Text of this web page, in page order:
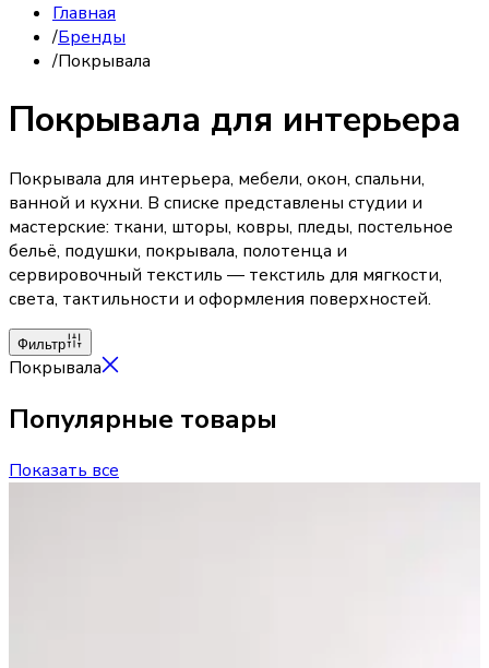
Главная
/Бренды
/Покрывала
Покрывала для интерьера
Покрывала для интерьера, мебели, окон, спальни,
ванной и кухни. В списке представлены студии и
мастерские: ткани, шторы, ковры, пледы, постельное
бельё, подушки, покрывала, полотенца и
сервировочный текстиль — текстиль для мягкости,
света, тактильности и оформления поверхностей.
Фильтр
Покрывала
Популярные товары
Показать все